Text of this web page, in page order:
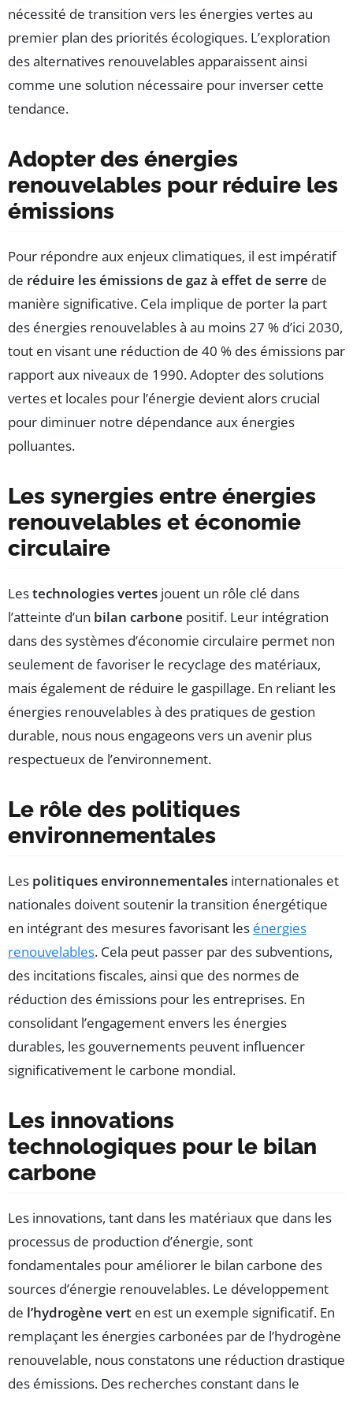
nécessité de transition vers les énergies vertes au
premier plan des priorités écologiques. L’exploration
des alternatives renouvelables apparaissent ainsi
comme une solution nécessaire pour inverser cette
tendance.
Adopter des énergies
renouvelables pour réduire les
émissions
Pour répondre aux enjeux climatiques, il est impératif
de réduire les émissions de gaz à effet de serre de
manière significative. Cela implique de porter la part
des énergies renouvelables à au moins 27 % d’ici 2030,
tout en visant une réduction de 40 % des émissions par
rapport aux niveaux de 1990. Adopter des solutions
vertes et locales pour l’énergie devient alors crucial
pour diminuer notre dépendance aux énergies
polluantes.
Les synergies entre énergies
renouvelables et économie
circulaire
Lestechnologies vertes jouent un rôle clé dans
l’atteinte d’un bilan carbone positif. Leur intégration
dans des systèmes d’économie circulaire permet non
seulement de favoriser le recyclage des matériaux,
mais également de réduire le gaspillage. En reliant les
énergies renouvelables à des pratiques de gestion
durable, nous nous engageons vers un avenir plus
respectueux de l’environnement.
Le rôle des politiques
environnementales
Les politiques environnementales internationales et
nationales doivent soutenir la transition énergétique
en intégrant des mesures favorisant les énergies
renouvelables. Cela peut passer par des subventions,
des incitations fiscales, ainsi que des normes de
réduction des émissions pour les entreprises. En
consolidant l’engagement envers les énergies
durables, les gouvernements peuvent influencer
significativement le carbone mondial.
Les innovations
technologiques pour le bilan
carbone
Les innovations, tant dans les matériaux que dans les
processus de production d’énergie, sont
fondamentales pour améliorer le bilan carbone des
sources d’énergie renouvelables. Le développement
de l’hydrogène vert en est un exemple significatif. En
remplaçant les énergies carbonées par de l’hydrogène
renouvelable, nous constatons une réduction drastique
des émissions. Des recherches constant dans le